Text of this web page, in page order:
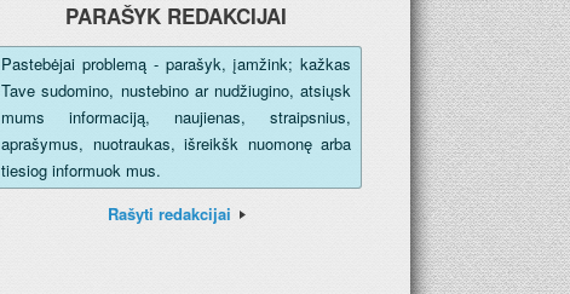
PARAŠYK REDAKCIJAI
Pastebėjai problemą - parašyk, įamžink; kažkas
Tave sudomino, nustebino ar nudžiugino, atsiųsk
mums informaciją, naujienas, straipsnius,
aprašymus, nuotraukas, išreikšk nuomonę arba
tiesiog informuok mus.
Rašyti redakcijai